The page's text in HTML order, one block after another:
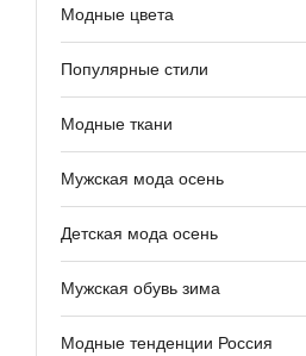
Модные цвета
Популярные стили
Модные ткани
Мужская мода осень
Детская мода осень
Мужская обувь зима
Модные тенденции Россия